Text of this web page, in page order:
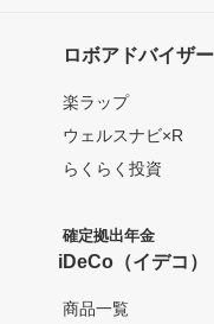
ロボアドバイザー
楽ラップ
ウェルスナビ×R
らくらく投資
確定拠出年金
iDeCo（イデコ）
商品一覧